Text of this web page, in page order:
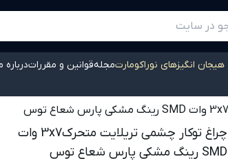
هیجان انگیزهای نوراکومارتمجلهقوانین و مقرراتدرباره
چراغ توکار چشمی تریلایت متحرک3x7 وات
SMD رینگ مشکی پارس شعاع توس